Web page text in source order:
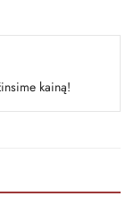
kainą!